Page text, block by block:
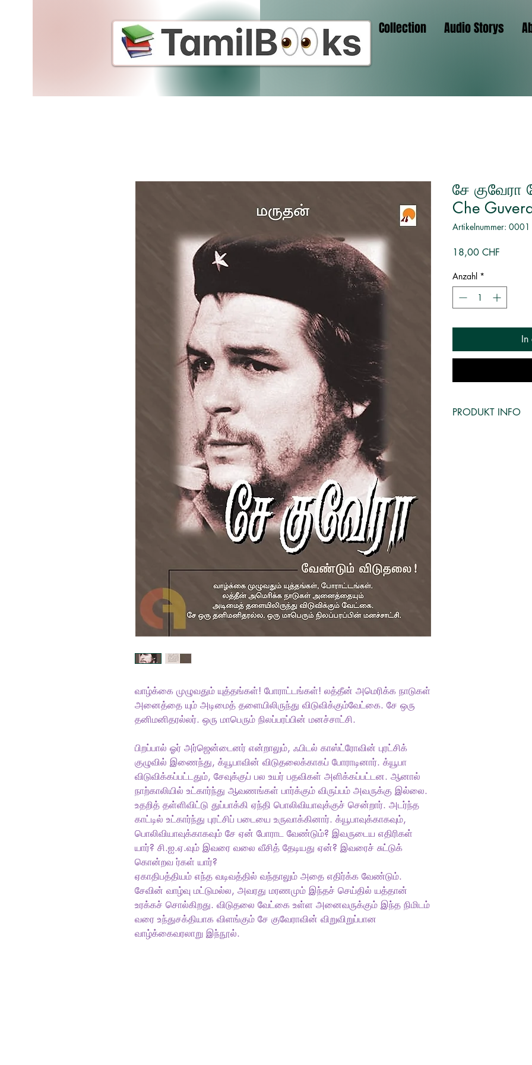
Collection Audio Storys
வாழ்க்கை முழுவதும் யுத்தங்கள்! போராட்டங்கள்! லத்தீன் அமெரிக்க நாடுகள்
அனைத்தை யும் அடிமைத் தளையிலிருந்து விடுவிக்கும்வேட்கை. சே ஒரு
தனிமனிதரல்லர். ஒரு மாபெரும் நிலப்பரப்பின் மனச்சாட்சி.
பிறப்பால் ஓர் அர்ஜென்டைனர் என்றாலும், ஃபிடல் காஸ்ட்ரோவின் புரட்சிக்
குழுவில் இணைந்து, க்யூபாவின் விடுதலைக்காகப் போராடினார். க்யூபா
விடுவிக்கப்பட்டதும், சேவுக்குப் பல உயர் பதவிகள் அளிக்கப்பட்டன. ஆனால்
நாற்காலியில் உட்கார்ந்து ஆவணங்கள் பார்க்கும் விருப்பம் அவருக்கு இல்லை.
உதறித் தள்ளிவிட்டு துப்பாக்கி ஏந்தி பொலிவியாவுக்குச் சென்றார். அடர்ந்த
காட்டில் உட்கார்ந்து புரட்சிப் படையை உருவாக்கினார். க்யூபாவுக்காகவும்,
பொலிவியாவுக்காகவும் சே ஏன் போராட வேண்டும்? இவருடைய எதிரிகள்
யார்? சி.ஐ.ஏ.வும் இவரை வலை வீசித் தேடியது ஏன்? இவரைச் சுட்டுக்
கொன்றவ ர்கள் யார்?
ஏகாதிபத்தியம் எந்த வடிவத்தில் வந்தாலும் அதை எதிர்க்க வேண்டும்.
சேவின் வாழ்வு மட்டுமல்ல, அவரது மரணமும் இந்தச் செய்தில் யத்தான்
உரக்கச் சொல்கிறது. விடுதலை வேட்கை உள்ள அனைவருக்கும் இந்த நிமிடம்
வரை உந்துசக்தியாக விளங்கும் சே குவேராவின் விறுவிறுப்பான
வாழ்க்கைவரலாறு இந்நூல்.
சே
Che
Artikelnummer: 0001
18,00 CHF
Anzahl *
In
PRODUKT INFO